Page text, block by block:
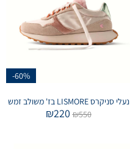
-60%
נעלי סניקרס LISMORE בז' משולב זמש
₪550
₪220